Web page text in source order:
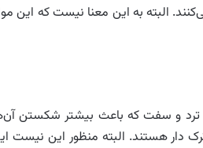
می‌کنند. البته به این معنا نیست که این
ترد و سفت که باعث بیشتر شکستن
دار هستند. البته منظور این نیست